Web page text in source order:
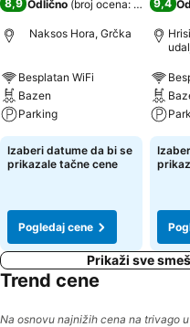
8,9 Odlično (broj ocena: 179)
Naksos Hora, Grčka
Besplatan WiFi
Bazen
Parking
Izaberi datume da bi se
prikazale tačne cene
Pogledaj cene
9,4
Prikaži sve
Trend cene
Na osnovu najnižih cena na trivago